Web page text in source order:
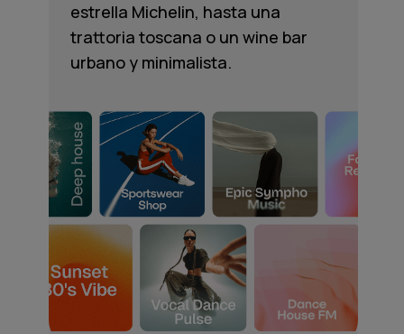
estrella Michelin, hasta una
trattoria toscana o un wine bar
urbano y minimalista.